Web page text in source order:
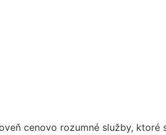
cenovo rozumné služby, ktoré